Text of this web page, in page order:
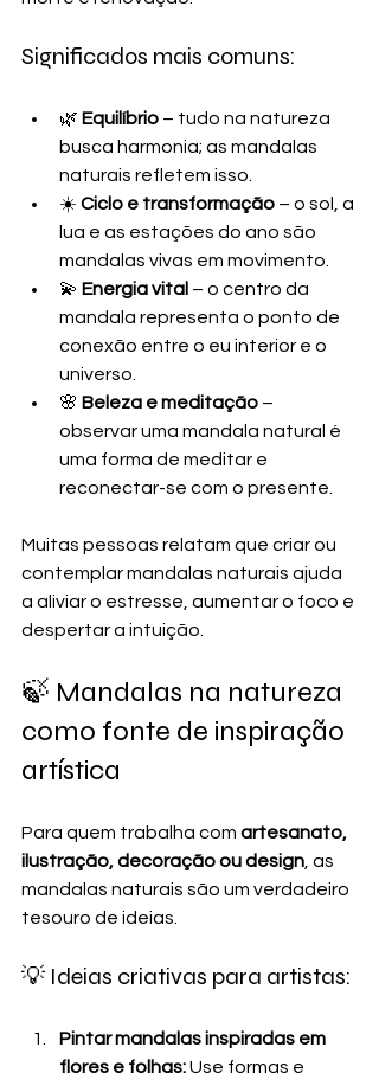
Significados mais comuns:
🌿 Equilíbrio – tudo na natureza
busca harmonia; as mandalas
naturais refletem isso.
☀️ Ciclo e transformação – o sol, a
lua e as estações do ano são
mandalas vivas em movimento.
💫 Energia vital – o centro da
mandala representa o ponto de
conexão entre o eu interior e o
universo.
🌸 Beleza e meditação –
observar uma mandala natural é
uma forma de meditar e
reconectar-se com o presente.
Muitas pessoas relatam que criar ou
contemplar mandalas naturais ajuda
a aliviar o estresse, aumentar o foco e
despertar a intuição.
🍃 Mandalas na natureza
como fonte de inspiração
artística
Para quem trabalha com artesanato,
ilustração, decoração ou design, as
mandalas naturais são um verdadeiro
tesouro de ideias.
💡 Ideias criativas para artistas:
Pintar mandalas inspiradas em
flores e folhas: Use formas e